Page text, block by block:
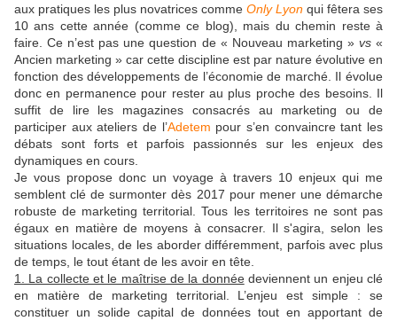
aux pratiques les plus novatrices comme Only Lyon qui fêtera ses
10 ans cette année (comme ce blog), mais du chemin reste à
faire. Ce n’est pas une question de « Nouveau marketing » vs«
Ancien marketing » car cette discipline est par nature évolutive en
fonction des développements de l’économie de marché. Il évolue
donc en permanence pour rester au plus proche des besoins. Il
suffit de lire les magazines consacrés au marketing ou de
participer aux ateliers de l’Adetem pour s’en convaincre tant les
débats sont forts et parfois passionnés sur les enjeux des
dynamiques en cours.
Je vous propose donc un voyage à travers 10 enjeux qui me
semblent clé de surmonter dès 2017 pour mener une démarche
robuste de marketing territorial. Tous les territoires ne sont pas
égaux en matière de moyens à consacrer. Il s'agira, selon les
situations locales, de les aborder différemment, parfois avec plus
de temps, le tout étant de les avoir en tête.
1. La collecte et le maîtrise de la donnéedeviennent un enjeu clé
en matière de marketing territorial. L’enjeu est simple : se
constituer un solide capital de données tout en apportant de